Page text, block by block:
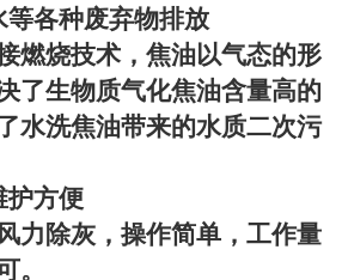
等各种废弃物排放
燃烧技术，焦油以气态的形
了生物质气化焦油含量高的
水洗焦油带来的水质二次污
护方便
力除灰，操作简单，工作量
。